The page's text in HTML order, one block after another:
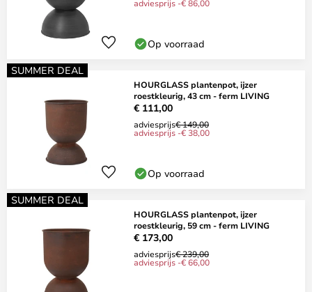
adviesprijs -€ 86,00
Op voorraad
SUMMER DEAL
HOURGLASS plantenpot, ijzer
roestkleurig, 43 cm - ferm LIVING
€ 111,00
adviesprijs€ 149,00
adviesprijs -€ 38,00
Op voorraad
SUMMER DEAL
HOURGLASS plantenpot, ijzer
roestkleurig, 59 cm - ferm LIVING
€ 173,00
adviesprijs€ 239,00
adviesprijs -€ 66,00